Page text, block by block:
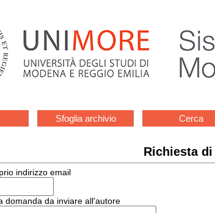
Sfoglia archivio Cerca
Richiesta
indirizzo email
domanda da inviare all'autore